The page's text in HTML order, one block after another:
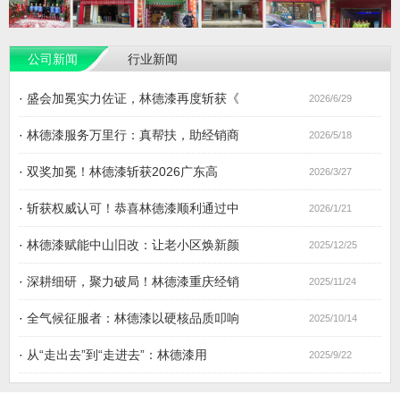
公司新闻 行业新闻
· 盛会加冕实力佐证，林德漆再度斩获《 2026/6/29
· 林德漆服务万里行：真帮扶，助经销商 2026/5/18
· 双奖加冕！林德漆斩获2026广东高 2026/3/27
· 斩获权威认可！恭喜林德漆顺利通过中 2026/1/21
· 林德漆赋能中山旧改：让老小区焕新颜 2025/12/25
· 深耕细研，聚力破局！林德漆重庆经销 2025/11/24
· 全气候征服者：林德漆以硬核品质叩响 2025/10/14
· 从“走出去”到“走进去”：林德漆用 2025/9/22